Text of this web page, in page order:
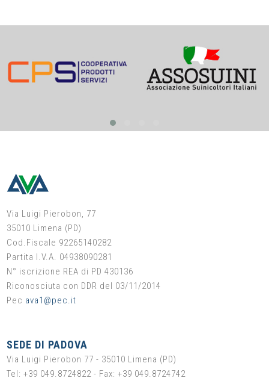
Via Luigi Pierobon, 77
35010 Limena (PD)
Cod.Fiscale 92265140282
Partita I.V.A. 04938090281
N° iscrizione REA di PD 430136
Riconosciuta con DDR del 03/11/2014
Pec ava1@pec.it
SEDE DI PADOVA
Via Luigi Pierobon 77 - 35010 Limena (PD)
Tel: +39 049.8724822 - Fax: +39 049.8724742